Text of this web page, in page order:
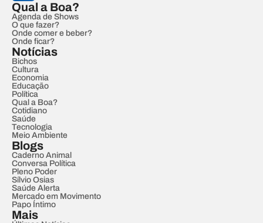
Qual a Boa?
Agenda de Shows
O que fazer?
Onde comer e beber?
Onde ficar?
Notícias
Bichos
Cultura
Economia
Educação
Política
Qual a Boa?
Cotidiano
Saúde
Tecnologia
Meio Ambiente
Blogs
Caderno Animal
Conversa Política
Pleno Poder
Sílvio Osias
Saúde Alerta
Mercado em Movimento
Papo Íntimo
Mais